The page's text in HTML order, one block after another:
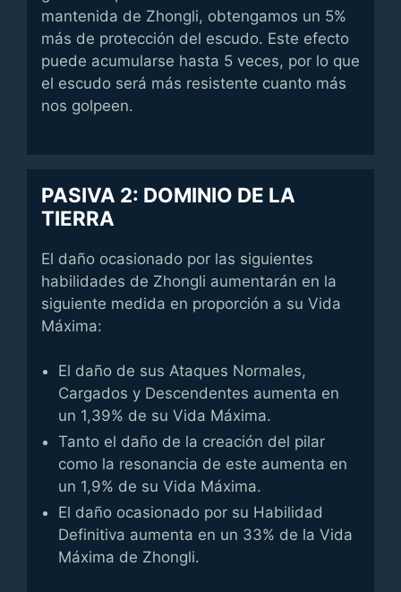
mantenida de Zhongli, obtengamos un 5%
más de protección del escudo. Este efecto
puede acumularse hasta 5 veces, por lo que
el escudo será más resistente cuanto más
nos golpeen.
PASIVA 2: DOMINIO DE LA
TIERRA
El daño ocasionado por las siguientes
habilidades de Zhongli aumentarán en la
siguiente medida en proporción a su Vida
Máxima:
El daño de sus Ataques Normales,
Cargados y Descendentes aumenta en
un 1,39% de su Vida Máxima.
Tanto el daño de la creación del pilar
como la resonancia de este aumenta en
un 1,9% de su Vida Máxima.
El daño ocasionado por su Habilidad
Definitiva aumenta en un 33% de la Vida
Máxima de Zhongli.